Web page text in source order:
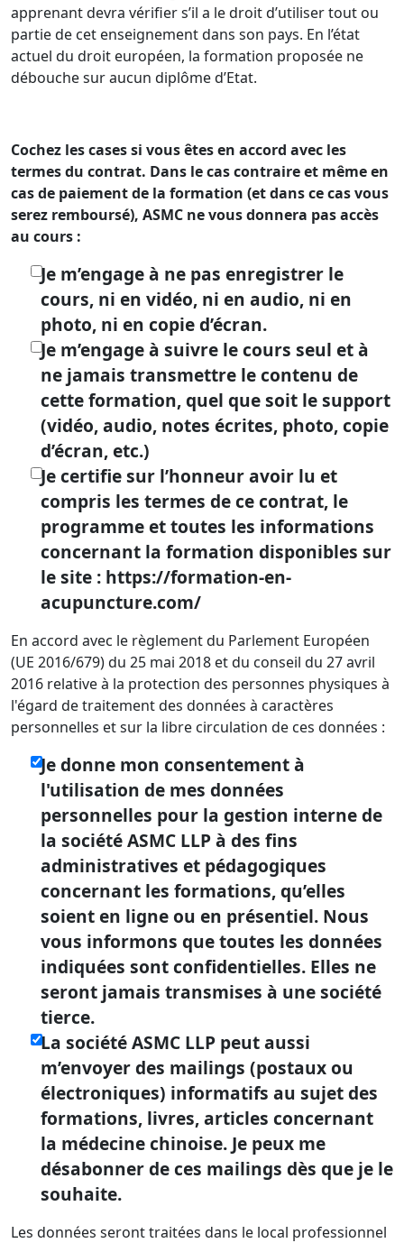
apprenant devra vérifier s’il a le droit d’utiliser tout ou
partie de cet enseignement dans son pays. En l’état
actuel du droit européen, la formation proposée ne
débouche sur aucun diplôme d’Etat.
Cochez les cases si vous êtes en accord avec les
termes du contrat. Dans le cas contraire et même en
cas de paiement de la formation (et dans ce cas vous
serez remboursé), ASMC ne vous donnera pas accès
au cours :
Je m’engage à ne pas enregistrer le
cours, ni en vidéo, ni en audio, ni en
photo, ni en copie d’écran.
Je m’engage à suivre le cours seul et à
ne jamais transmettre le contenu de
cette formation, quel que soit le support
(vidéo, audio, notes écrites, photo, copie
d’écran, etc.)
Je certifie sur l’honneur avoir lu et
compris les termes de ce contrat, le
programme et toutes les informations
concernant la formation disponibles sur
le site : https://formation-en-
acupuncture.com/
En accord avec le règlement du Parlement Européen
(UE 2016/679) du 25 mai 2018 et du conseil du 27 avril
2016 relative à la protection des personnes physiques à
l'égard de traitement des données à caractères
personnelles et sur la libre circulation de ces données :
Je donne mon consentement à
l'utilisation de mes données
personnelles pour la gestion interne de
la société ASMC LLP à des fins
administratives et pédagogiques
concernant les formations, qu’elles
soient en ligne ou en présentiel. Nous
vous informons que toutes les données
indiquées sont confidentielles. Elles ne
seront jamais transmises à une société
tierce.
La société ASMC LLP peut aussi
m’envoyer des mailings (postaux ou
électroniques) informatifs au sujet des
formations, livres, articles concernant
la médecine chinoise. Je peux me
désabonner de ces mailings dès que je le
souhaite.
Les données seront traitées dans le local professionnel